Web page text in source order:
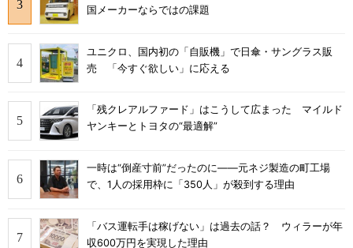
国メーカーならではの課題
ユニクロ、国内初の「自販機」で日傘・サングラス販
売 「今すぐ欲しい」に応える
「残クレアルファード」はこうして広まった マイルド
ヤンキーとトヨタの“最適解”
一時は“倒産寸前”だったのに――元ネジ製造の町工場
で、1人の採用枠に「350人」が殺到する理由
「バス運転手は稼げない」は過去の話？ ウィラーが年
収600万円を実現した理由